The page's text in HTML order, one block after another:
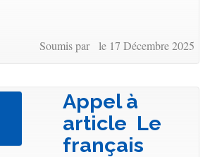
Soumis par le 17 Décembre 2025
Appel à
article Le
français